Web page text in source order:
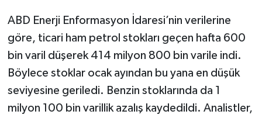
ABD Enerji Enformasyon İdaresi’nin verilerine
göre, ticari ham petrol stokları geçen hafta 600
bin varil düşerek 414 milyon 800 bin varile indi.
Böylece stoklar ocak ayından bu yana en düşük
seviyesine geriledi. Benzin stoklarında da 1
milyon 100 bin varillik azalış kaydedildi. Analistler,